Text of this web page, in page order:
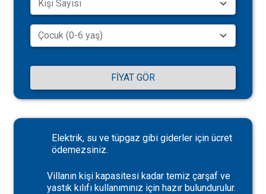
FIYAT GÖR
Elektrik, su ve tüpgaz gibi giderler için ücret
ödemezsiniz.
Villanın kişi kapasitesi kadar temiz çarşaf ve
yastık kılıfı kullanımınız için hazır bulundurulur.